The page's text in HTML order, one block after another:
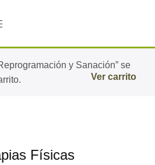
y Sanación” se
Ver carrito
Físicas